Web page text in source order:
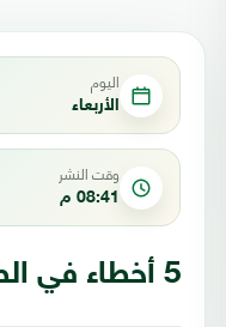
اليوم
الأربعاء
وقت النشر
08:41 م
5 أخطاء في الطهي.. لا تفعلها